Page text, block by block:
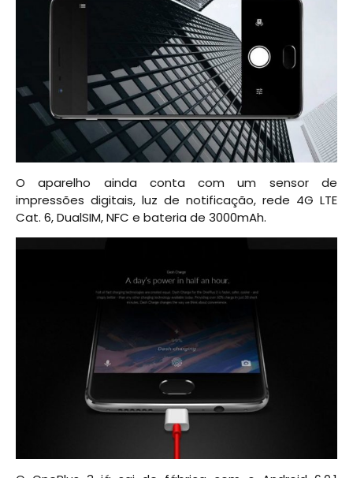
O aparelho ainda conta com um sensor de
impressões digitais, luz de notificação, rede 4G LTE
Cat. 6, DualSIM, NFC e bateria de 3000mAh.